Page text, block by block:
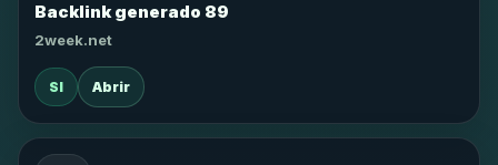
Backlink generado 89
2week.net
SI Abrir